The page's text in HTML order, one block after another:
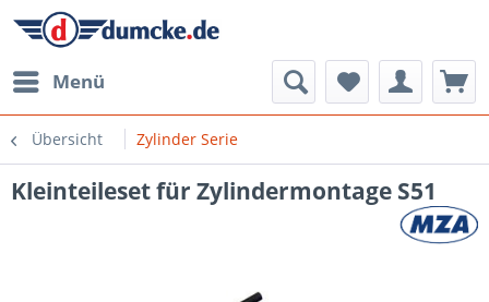
Menü
Übersicht Zylinder Serie
Kleinteileset für Zylindermontage S51